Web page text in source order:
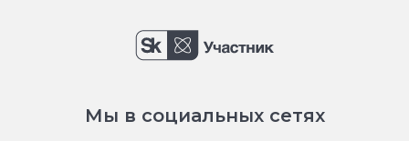
Мы в социальных сетях